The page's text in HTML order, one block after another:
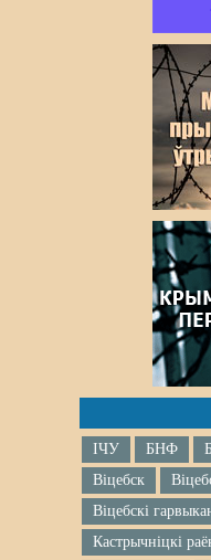
ІЧУ БНФ
Віцебск
Віцебскі
Кастрычніцкі